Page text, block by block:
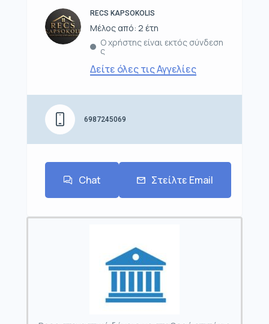
RECS KAPSOKOLIS
Μέλος από: 2 έτη
Ο χρήστης είναι εκτός σύνδεση
ς
Δείτε όλες τις Αγγελίες
6987245069
Chat Στείλτε Email